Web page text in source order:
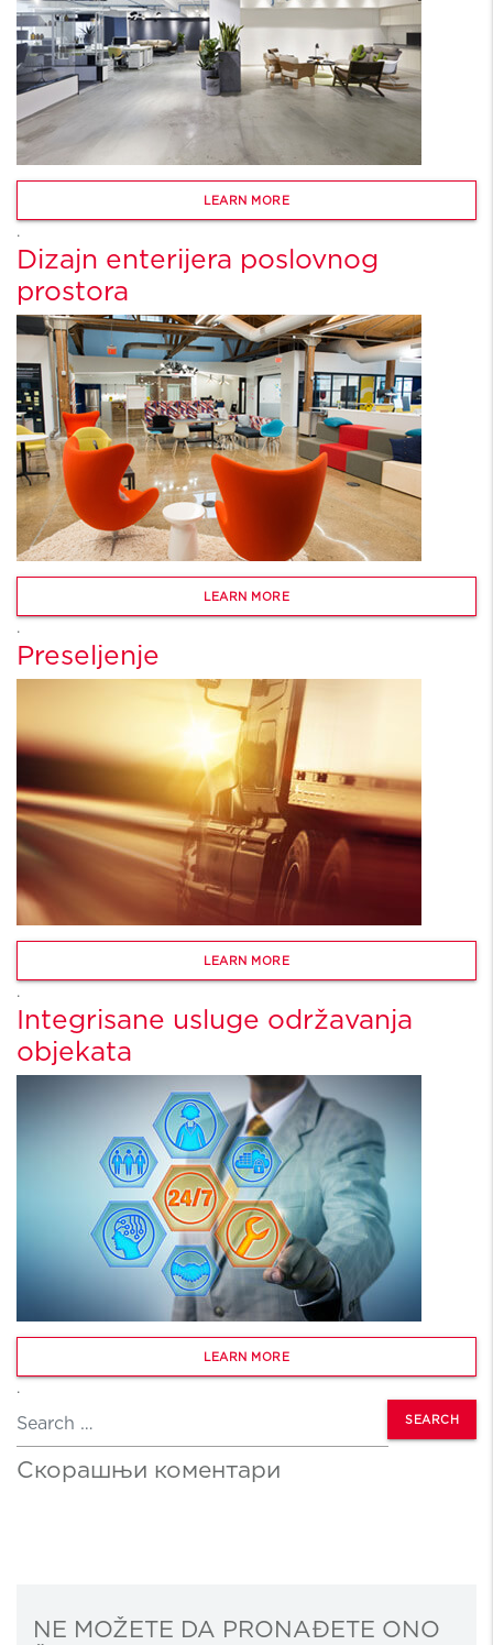
LEARN MORE
.
Dizajn enterijera poslovnog
prostora
LEARN MORE
.
Preseljenje
LEARN MORE
.
Integrisane usluge održavanja
objekata
LEARN MORE
.
Скорашњи коментари
NE MOŽETE DA PRONAĐETE ONO